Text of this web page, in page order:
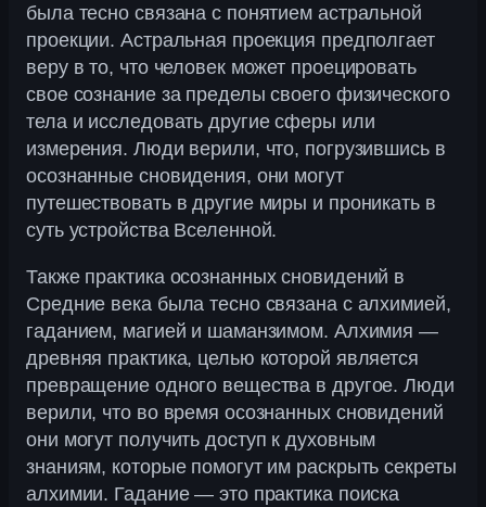
была тесно связана с понятием астральной
проекции. Астральная проекция предполгает
веру в то, что человек может проецировать
свое сознание за пределы своего физического
тела и исследовать другие сферы или
измерения. Люди верили, что, погрузившись в
осознанные сновидения, они могут
путешествовать в другие миры и проникать в
суть устройства Вселенной.
Также практика осознанных сновидений в
Средние века была тесно связана с алхимией,
гаданием, магией и шаманзимом. Алхимия —
древняя практика, целью которой является
превращение одного вещества в другое. Люди
верили, что во время осознанных сновидений
они могут получить доступ к духовным
знаниям, которые помогут им раскрыть секреты
алхимии. Гадание — это практика поиска